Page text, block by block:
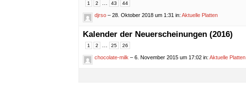
1 2 … 43 44
djrso– 28. Oktober 2018 um 1:31 in: Aktuelle Platten
Kalender der Neuerscheinungen (2016)
1 2 … 25 26
chocolate-milk – 6. November 2015 um 17:02 in: Aktuelle Platten